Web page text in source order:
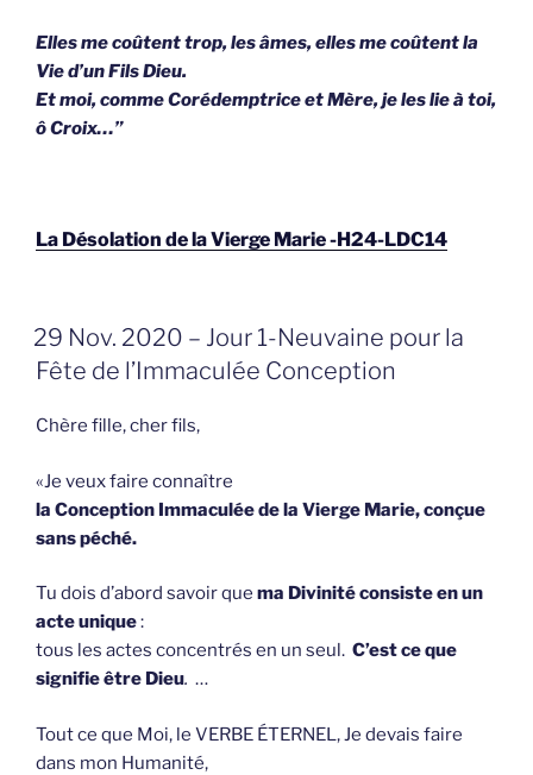
Elles me coûtent trop, les âmes, elles me coûtent la
Vie d’un Fils Dieu.
Et moi, comme Corédemptrice et Mère, je les lie à toi,
ô Croix…”
La Désolation de la Vierge Marie -H24-LDC14
GEPLAATST
OP
29 Nov. 2020 – Jour 1-Neuvaine pour la
Fête de l’Immaculée Conception
Chère fille, cher fils,
«Je veux faire connaître
la Conception Immaculée de la Vierge Marie, conçue
sans péché.
Tu dois d’abord savoir que ma Divinité consiste en un
acte unique:
tous les actes concentrés en un seul. C’est ce que
signifie être Dieu. …
Tout ce que Moi, le VERBE ÉTERNEL, Je devais faire
dans mon Humanité,